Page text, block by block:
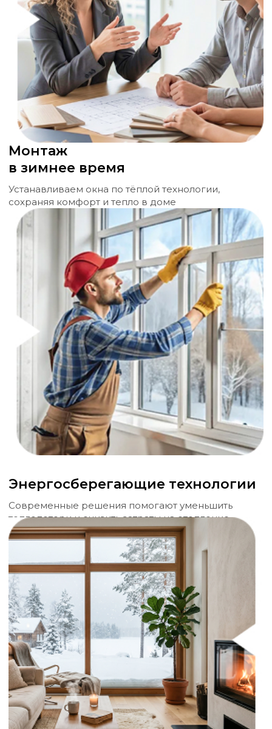
Монтаж
в зимнее время
Устанавливаем окна по тёплой технологии,
сохраняя комфорт и тепло в доме
Энергосберегающие технологии
Современные решения помогают уменьшить
теплопотери и снизить затраты на отопление